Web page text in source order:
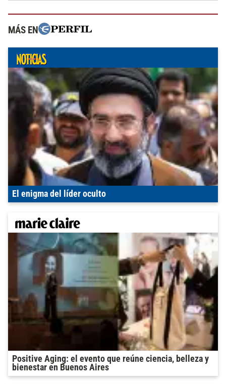
MÁS EN
El enigma del líder oculto
Positive Aging: el evento que reúne ciencia, belleza y
bienestar en Buenos Aires